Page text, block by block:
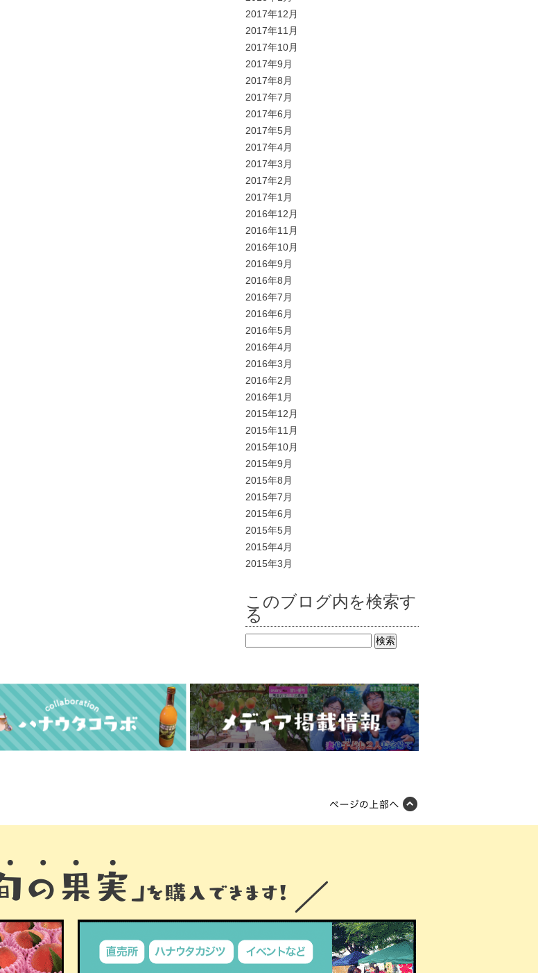
2017年12月
2017年11月
2017年10月
2017年9月
2017年8月
2017年7月
2017年6月
2017年5月
2017年4月
2017年3月
2017年2月
2017年1月
2016年12月
2016年11月
2016年10月
2016年9月
2016年8月
2016年7月
2016年6月
2016年5月
2016年4月
2016年3月
2016年2月
2016年1月
2015年12月
2015年11月
2015年10月
2015年9月
2015年8月
2015年7月
2015年6月
2015年5月
2015年4月
2015年3月
このブログ内を検索す
る